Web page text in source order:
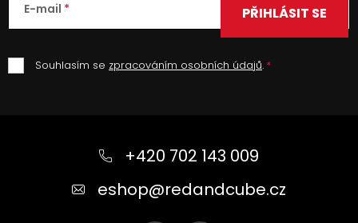
E-mail
Souhlasím se zpracováním osobních údajů.
PŘIHLÁSIT SE
+420 702 143 009
eshop@redandcube.cz